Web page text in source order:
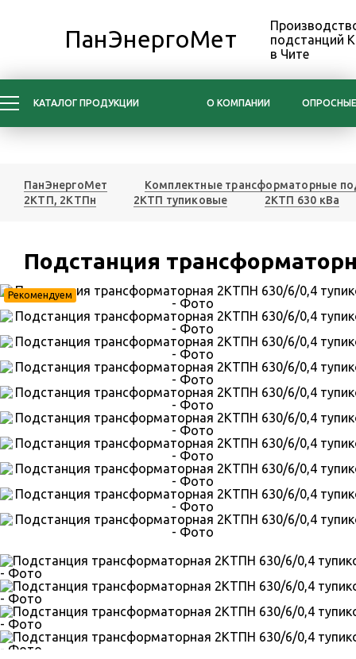
ПанЭнергоМет
подстанций
в Чите
КАТАЛОГ ПРОДУКЦИИ О КОМПАНИИ
ПанЭнергоМет
Комплектные трансформаторные
2КТП, 2КТПн
2КТП тупиковые 2КТП 630 кВа
Подстанция
Рекомендуем